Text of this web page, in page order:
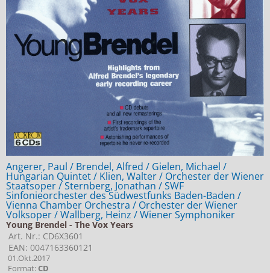
Angerer, Paul / Brendel, Alfred / Gielen, Michael /
Hungarian Quintet / Klien, Walter / Orchester der Wiener
Staatsoper / Sternberg, Jonathan / SWF
Sinfonieorchester des Südwestfunks Baden-Baden /
Vienna Chamber Orchestra / Orchester der Wiener
Volksoper / Wallberg, Heinz / Wiener Symphoniker
Young Brendel - The Vox Years
Art. Nr.: CD6X3601
EAN: 0047163360121
01.Okt.2017
Format:CD